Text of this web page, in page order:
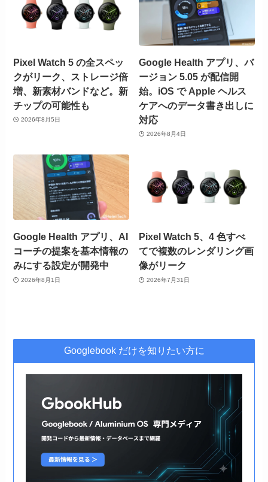
Pixel Watch 5 の全スペッ
クがリーク、ストレージ倍
増、新素材バンドなど。新
チップの可能性も
2026年8月5日
Google Health アプリ、バ
ージョン 5.05 が配信開
始。iOS で Apple ヘルス
ケアへのデータ書き出しに
対応
2026年8月4日
Google Health アプリ、AI
コーチの提案を基本情報の
みにする設定が開発中
2026年8月1日
Pixel Watch 5、4 色すべ
てで複数のレンダリング画
像がリーク
2026年7月31日
Googlebook だけを知りたい方に